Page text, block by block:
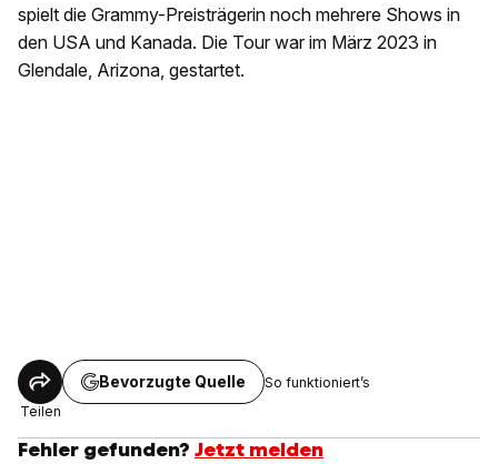
spielt die Grammy-Preisträgerin noch mehrere Shows in
den USA und Kanada. Die Tour war im März 2023 in
Glendale, Arizona, gestartet.
Teilen
Bevorzugte Quelle So funktioniert’s
Fehler gefunden? Jetzt melden